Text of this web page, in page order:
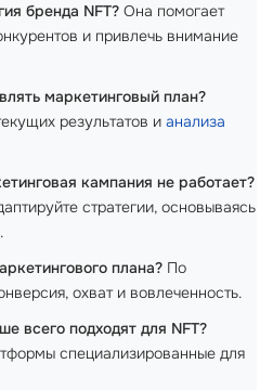
бренда NFT? Она помогает
и привлечь внимание
маркетинговый план?
результатов и анализа
кампания не работает?
стратегии, основываясь
плана? По
охват и вовлеченность.
всего подходят для NFT?
специализированные для